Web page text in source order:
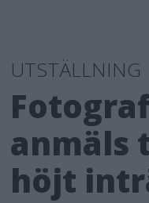
UTSTÄLLNING
anmäls
höjt